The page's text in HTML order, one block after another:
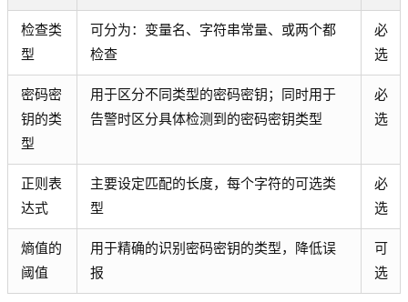
检查类
型
可分为：变量名、字符串常量、或两个都
检查
必
选
密码密
钥的类
型
用于区分不同类型的密码密钥；同时用于
告警时区分具体检测到的密码密钥类型
必
选
正则表
达式
主要设定匹配的长度，每个字符的可选类
型
必
选
熵值的
阈值
用于精确的识别密码密钥的类型，降低误
报
可
选